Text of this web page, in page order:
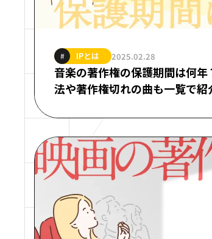
# IPとは 2025.02.28
音楽の著作権の保護期間は何年
法や著作権切れの曲も一覧で紹